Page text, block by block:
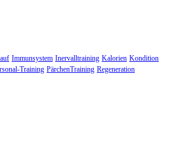
Immunsystem Inervalltraining Kalorien Kondition
Training PärchenTraining Regeneration